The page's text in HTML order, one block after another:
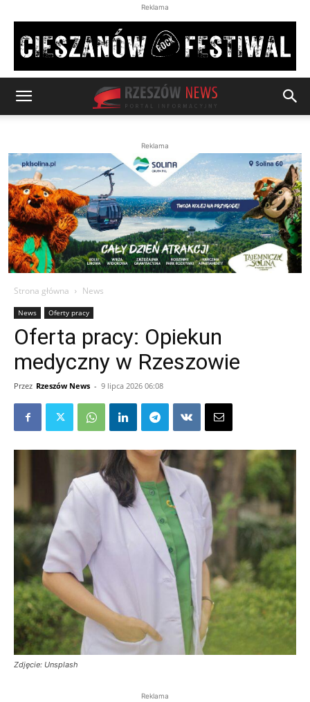
Reklama
Reklama
Strona główna News
News Oferty pracy
Oferta pracy: Opiekun
medyczny w Rzeszowie
Przez Rzeszów News - 9 lipca 2026 06:08
Zdjęcie: Unsplash
Reklama